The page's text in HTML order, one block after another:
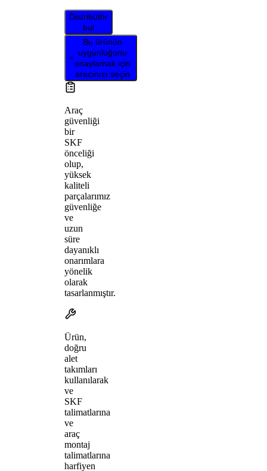
Distribütör
bul
Bu ürünün
uygunluğunu
onaylamak için
aracınızı seçin
Araç
güvenliği
bir
SKF
önceliği
olup,
yüksek
kaliteli
parçalarımız
güvenliğe
ve
uzun
süre
dayanıklı
onarımlara
yönelik
olarak
tasarlanmıştır.
Ürün,
doğru
alet
takımları
kullanılarak
ve
SKF
talimatlarına
ve
araç
montaj
talimatlarına
harfiyen